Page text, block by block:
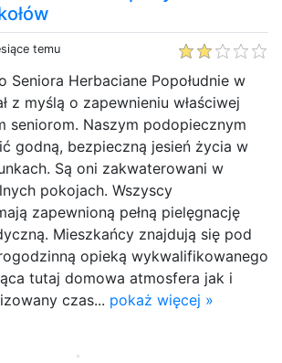
temu
Seniora Herbaciane Popołudnie w
z myślą o zapewnieniu właściwej
seniorom. Naszym podopiecznym
godną, bezpieczną jesień życia w
Są oni zakwaterowani w
pokojach. Wszyscy
zapewnioną pełną pielęgnację
Mieszkańcy znajdują się pod
opieką wykwalifikowanego
tutaj domowa atmosfera jak i
czas... pokaż więcej »